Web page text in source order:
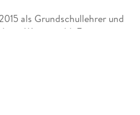
als Grundschullehrer und
im Westerwald. Er